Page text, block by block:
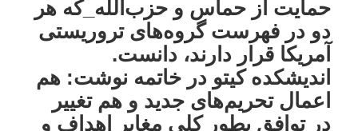
حمایت از حماس و حزب‌الله_که هر
دو در فهرست گروه‌های تروریستی
آمریکا قرار دارند، دانست.
اندیشکده کیتو در خاتمه نوشت: هم
اعمال تحریم‌های جدید و هم تغییر
در توافق بطور کلی مغایر اهداف و